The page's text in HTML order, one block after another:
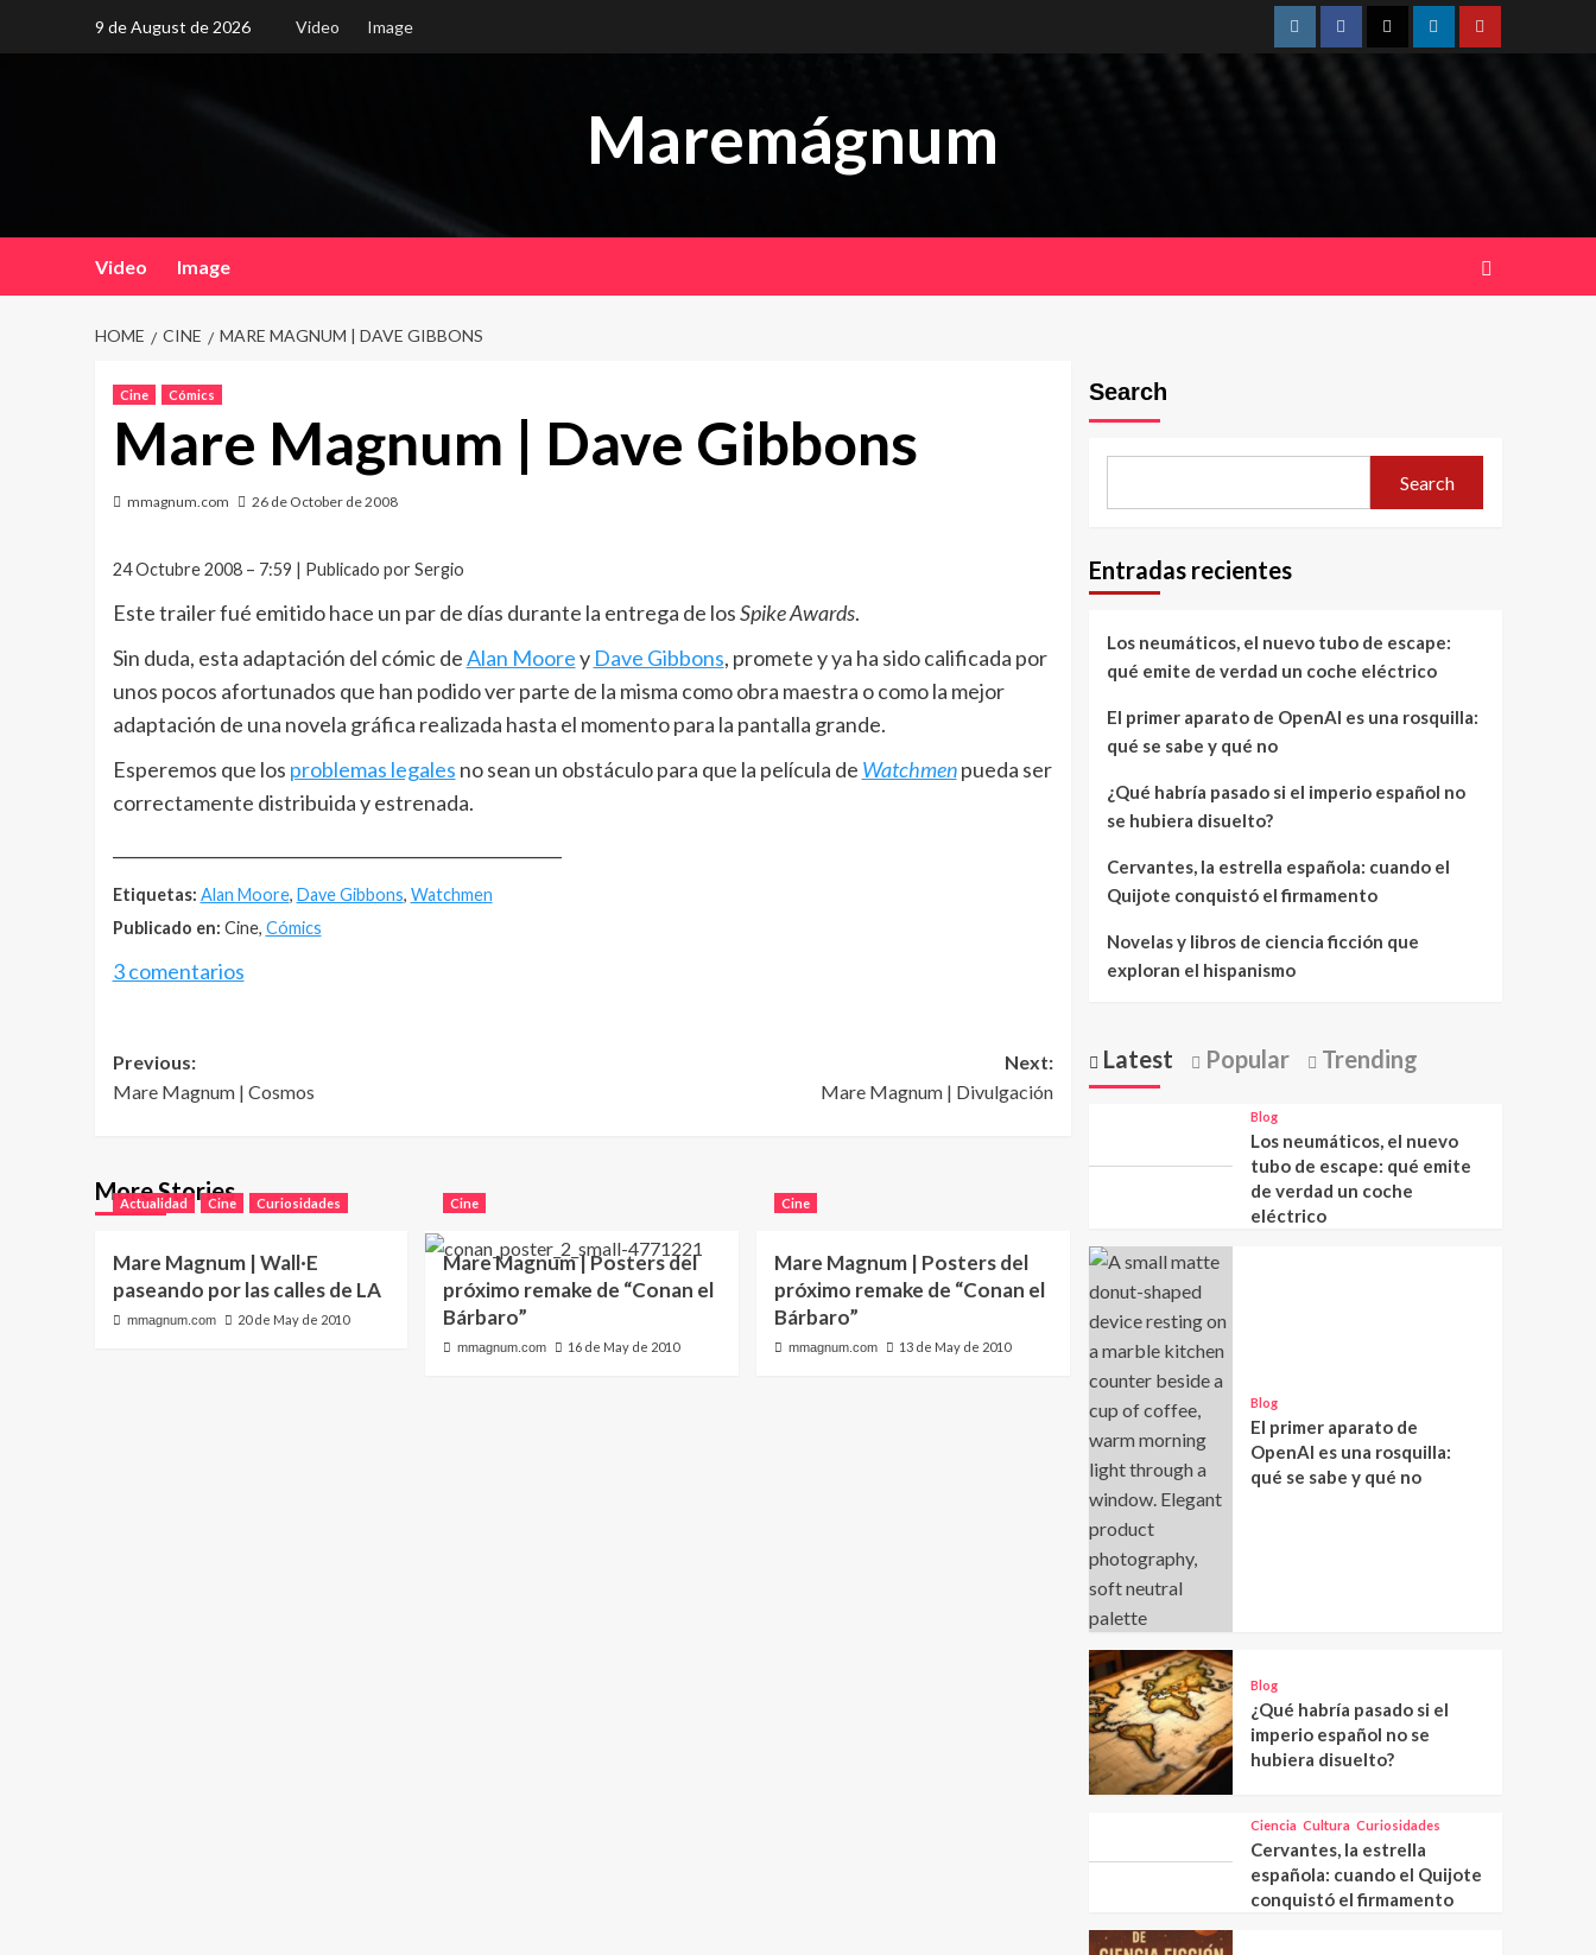
9 de August de 2026 Video Image
InstagramFacebookTwitterLinkedinYoutube
Maremágnum
Video Image
HOME CINE MARE MAGNUM | DAVE GIBBONS
Cine Cómics
Mare Magnum | Dave Gibbons
mmagnum.com 26 de October de 2008
24 Octubre 2008 – 7:59 | Publicado por Sergio
Este trailer fué emitido hace un par de días durante la entrega de losSpike Awards.
Sin duda, esta adaptación del cómic deAlan Moorey Dave Gibbons, promete y ya ha sido calificada por
unos pocos afortunados que han podido ver parte de la misma como obra maestra o como la mejor
adaptación de una novela gráfica realizada hasta el momento para la pantalla grande.
Esperemos que los problemas legales no sean un obstáculo para que la película de Watchmenpueda ser
correctamente distribuida y estrenada.
Etiquetas: Alan Moore, Dave Gibbons, Watchmen
Publicado en: Cine, Cómics
3 comentarios
Post
navigation
Previous:
Mare Magnum | Cosmos
Next:
Mare Magnum | Divulgación
More Stories
Actualidad Cine Curiosidades
Mare Magnum | Wall·E
paseando por las calles de LA
mmagnum.com 20 de May de 2010
Cine
Mare Magnum | Posters del
próximo remake de “Conan el
Bárbaro”
mmagnum.com 16 de May de 2010
Cine
Mare Magnum | Posters del
próximo remake de “Conan el
Bárbaro”
mmagnum.com 13 de May de 2010
Search
Search
Entradas recientes
Los neumáticos, el nuevo tubo de escape:
qué emite de verdad un coche eléctrico
El primer aparato de OpenAI es una rosquilla:
qué se sabe y qué no
¿Qué habría pasado si el imperio español no
se hubiera disuelto?
Cervantes, la estrella española: cuando el
Quijote conquistó el firmamento
Novelas y libros de ciencia ficción que
exploran el hispanismo
Latest Popular Trending
Blog
Los neumáticos, el nuevo
tubo de escape: qué emite
de verdad un coche
eléctrico
Blog
El primer aparato de
OpenAI es una rosquilla:
qué se sabe y qué no
Blog
¿Qué habría pasado si el
imperio español no se
hubiera disuelto?
Ciencia Cultura Curiosidades
Cervantes, la estrella
española: cuando el Quijote
conquistó el firmamento